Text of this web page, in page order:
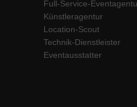
Full-Service-
Künstleragentur
Location-Scout
Technik-Dienstleister
Eventausstatter
Inhalte von Videoplattformen und
standardmäßig blockiert. Wenn
werden, bedarf der Zugriff auf diese
Cookie-